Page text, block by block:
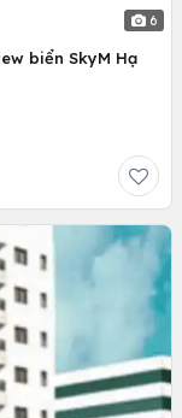
6
biển SkyM Hạ